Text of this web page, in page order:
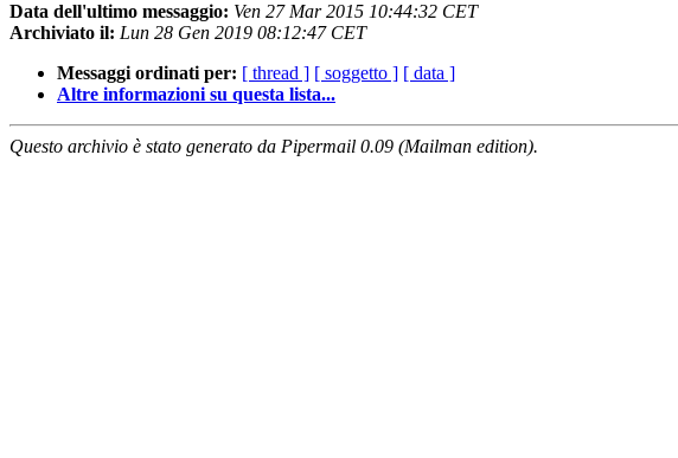
Data dell'ultimo messaggio: Ven 27 Mar 2015 10:44:32 CET
Archiviato il: Lun 28 Gen 2019 08:12:47 CET
Messaggi ordinati per: [ thread ] [ soggetto ] [ data ]
Altre informazioni su questa lista...
Questo archivio è stato generato da Pipermail 0.09 (Mailman edition).